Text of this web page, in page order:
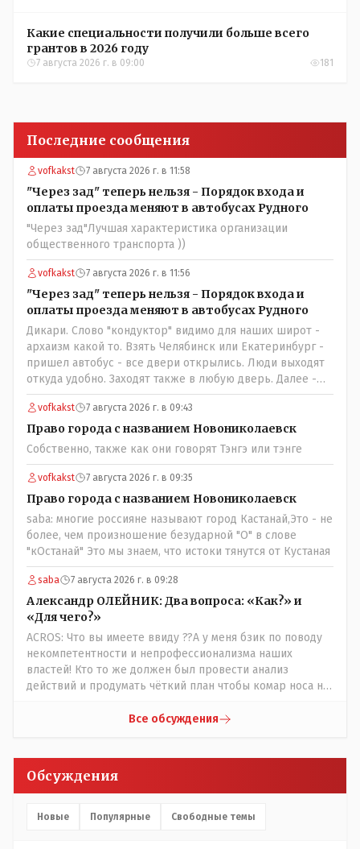
Какие специальности получили больше всего
грантов в 2026 году
7 августа 2026 г. в 09:00 181
Последние сообщения
vofkakst 7 августа 2026 г. в 11:58
"Через зад" теперь нельзя - Порядок входа и
оплаты проезда меняют в автобусах Рудного
"Через зад"Лучшая характеристика организации
общественного транспорта ))
vofkakst 7 августа 2026 г. в 11:56
"Через зад" теперь нельзя - Порядок входа и
оплаты проезда меняют в автобусах Рудного
Дикари. Слово "кондуктор" видимо для наших широт -
архаизм какой то. Взять Челябинск или Екатеринбург -
пришел автобус - все двери открылись. Люди выходят
откуда удобно. Заходят также в любую дверь. Далее -
либо платишь сам (у каждой двери есть валидатор),
либо кондуктор подойдет с терминалом. Водитель
разгружен от вопросов оплаты, полностью
сконцентрировавшись на управлении автобусом.
Кондуктор - помимо удобства - несомненно рабочие
места. Сколько людей можно трудоустроить? Но зачем,
когда водитель должен и на дорогу смотреть, и оплату
контролировать , и (в редких случаях оплаты наличкой)
сдачу выдавать. У нас прогресс почему-то идет с
регрессом рука об руку. Любую хорошую задумку
умудряемся похерить(
vofkakst 7 августа 2026 г. в 09:43
Право города с названием Новониколаевск
Собственно, также как они говорят Тэнгэ или тэнге
vofkakst 7 августа 2026 г. в 09:35
Право города с названием Новониколаевск
saba: многие россияне называют город Кастанай,Это - не
более, чем произношение безударной "О" в слове
"кОстанай" Это мы знаем, что истоки тянутся от Кустаная
saba 7 августа 2026 г. в 09:28
Александр ОЛЕЙНИК: Два вопроса: «Как?» и
«Для чего?»
ACROS: Что вы имеете ввиду ??А у меня бзик по поводу
некомпетентности и непрофессионализма наших
властей! Кто то же должен был провести анализ
действий и продумать чёткий план чтобы комар носа не
центре либо кто то из родственников сидит, либо
причинам, просто обстоятельства немного меняются по
сравнению с Назарбаевскими временами, власти
неизвестная в уравнении взаимоотношений власти и
Все обсуждения
Обсуждения
Новые Популярные Свободные темы